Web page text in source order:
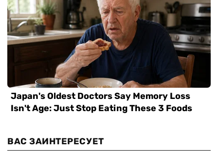
ВАС ЗАИНТЕРЕСУЕТ